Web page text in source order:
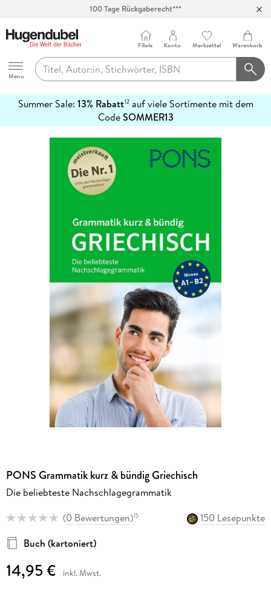
100 Tage Rückgaberecht***
Hugendubel
Menu
Filiale Konto Merkzettel Warenkorb
Summer Sale: 13% Rabatt12auf viele Sortimente mit dem
CodeSOMMER13
erfahren
PONS Grammatik kurz & bündig Griechisch
Die beliebteste Nachschlagegrammatik
(0 Bewertungen)15
150 Lesepunkte
Buch (kartoniert)
14,95 € inkl. Mwst.